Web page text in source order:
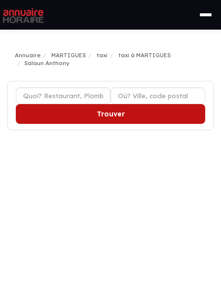
Annuaire MARTIGUES taxi
taxi à MARTIGUES
Salaun Anthony
Trouver